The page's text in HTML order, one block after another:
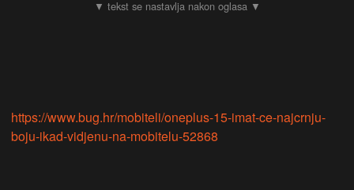
https://www.bug.hr/mobiteli/oneplus-15-imat-ce-najcrnju-
boju-ikad-vidjenu-na-mobitelu-52868